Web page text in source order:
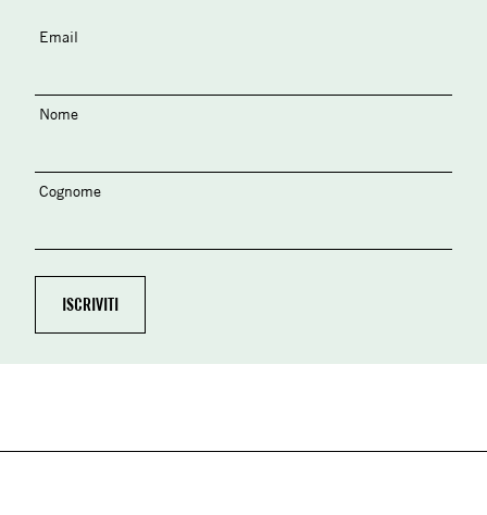
Email
Nome
Cognome